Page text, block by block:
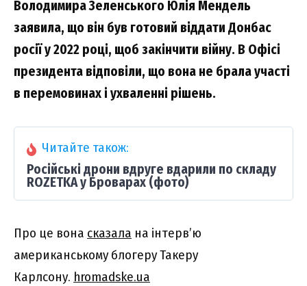
Володимира Зеленського Юлія Мендель
заявила, що він був готовий віддати Донбас
росії у 2022 році, щоб закінчити війну. В Офісі
президента відповіли, що вона не брала участі
в перемовинах і ухваленні рішень.
Читайте також:
Російські дрони вдруге вдарили по складу
ROZETKA у Броварах (фото)
Про це вона сказала на інтерв’ю
американському блогеру Такеру
Карлсону. hromadske.ua